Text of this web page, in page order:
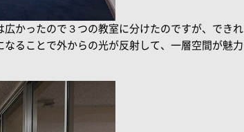
かったので３つの教室に分けたのですが、できれ
ることで外からの光が反射して、一層空間が魅力